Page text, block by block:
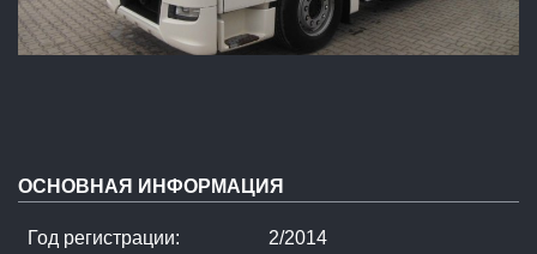
ОСНОВНАЯ ИНФОРМАЦИЯ
Год регистрации:
2/2014